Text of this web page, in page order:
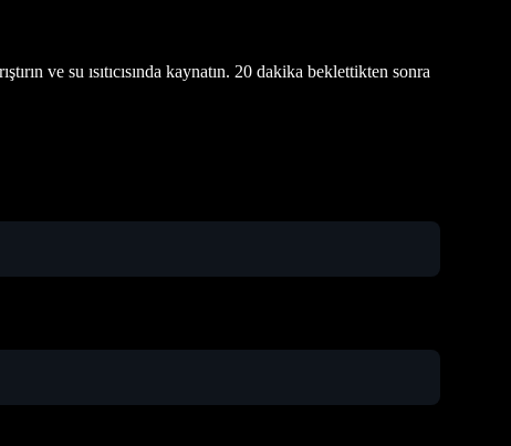
ve su ısıtıcısında kaynatın. 20 dakika beklettikten sonra